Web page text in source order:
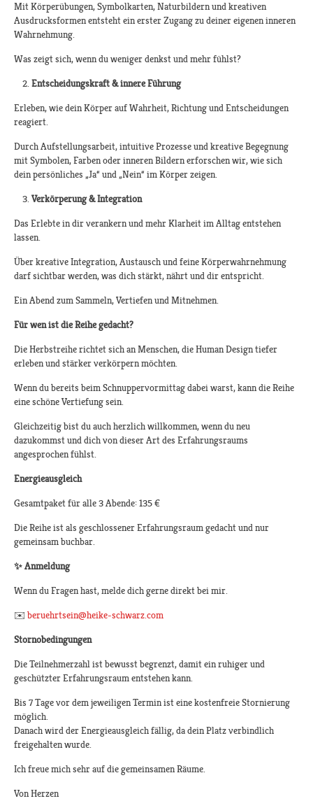
Mit Körperübungen, Symbolkarten, Naturbildern und kreativen
Ausdrucksformen entsteht ein erster Zugang zu deiner eigenen inneren
Wahrnehmung.
Was zeigt sich, wenn du weniger denkst und mehr fühlst?
Entscheidungskraft & innere Führung
Erleben, wie dein Körper auf Wahrheit, Richtung und Entscheidungen
reagiert.
Durch Aufstellungsarbeit, intuitive Prozesse und kreative Begegnung
mit Symbolen, Farben oder inneren Bildern erforschen wir, wie sich
dein persönliches „Ja“ und „Nein“ im Körper zeigen.
Verkörperung & Integration
Das Erlebte in dir verankern und mehr Klarheit im Alltag entstehen
lassen.
Über kreative Integration, Austausch und feine Körperwahrnehmung
darf sichtbar werden, was dich stärkt, nährt und dir entspricht.
Ein Abend zum Sammeln, Vertiefen und Mitnehmen.
Für wen ist die Reihe gedacht?
Die Herbstreihe richtet sich an Menschen, die Human Design tiefer
erleben und stärker verkörpern möchten.
Wenn du bereits beim Schnuppervormittag dabei warst, kann die Reihe
eine schöne Vertiefung sein.
Gleichzeitig bist du auch herzlich willkommen, wenn du neu
dazukommst und dich von dieser Art des Erfahrungsraums
angesprochen fühlst.
Energieausgleich
Gesamtpaket für alle 3 Abende: 135 €
Die Reihe ist als geschlossener Erfahrungsraum gedacht und nur
gemeinsam buchbar.
✨Anmeldung
Wenn du Fragen hast, melde dich gerne direkt bei mir.
✉️ beruehrtsein@heike-schwarz.com
Stornobedingungen
Die Teilnehmerzahl ist bewusst begrenzt, damit ein ruhiger und
geschützter Erfahrungsraum entstehen kann.
Bis 7 Tage vor dem jeweiligen Termin ist eine kostenfreie Stornierung
möglich.
Danach wird der Energieausgleich fällig, da dein Platz verbindlich
freigehalten wurde.
Ich freue mich sehr auf die gemeinsamen Räume.
Von Herzen